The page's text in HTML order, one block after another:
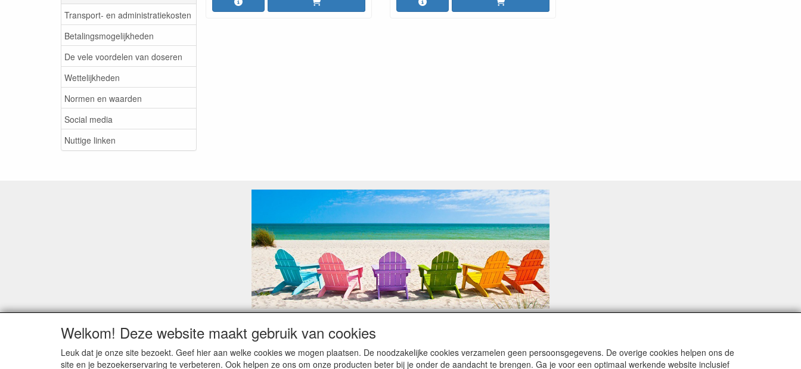
Transport- en administratiekosten
Betalingsmogelijkheden
De vele voordelen van doseren
Wettelijkheden
Normen en waarden
Social media
Nuttige linken
Geachte klant,
Zoals elk jaar zorgt de verlofperiode, naast een hoop heugelijke momenten van feest en rust, ook de traditionele leveringsproblemen.
Sommige fabrikanten sluiten of werken met een vakantiebezetting.
Welkom! Deze website maakt gebruik van cookies
Leuk dat je onze site bezoekt. Geef hier aan welke cookies we mogen plaatsen. De noodzakelijke cookies verzamelen geen persoonsgegevens. De overige cookies helpen ons de
site en je bezoekerservaring te verbeteren. Ook helpen ze ons om onze producten beter bij je onder de aandacht te brengen. Ga je voor een optimaal werkende website inclusief